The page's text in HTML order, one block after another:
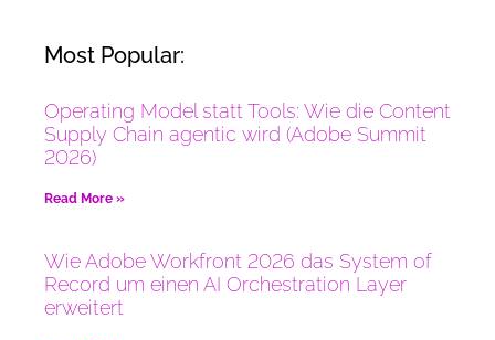
Most Popular:
Operating Model statt Tools: Wie die Content
Supply Chain agentic wird (Adobe Summit
2026)
Read More »
Wie Adobe Workfront 2026 das System of
Record um einen AI Orchestration Layer
erweitert